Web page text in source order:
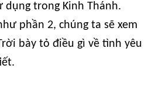
trong Kinh Thánh.
phần 2, chúng ta sẽ xem
bày tỏ điều gì về tình yêu